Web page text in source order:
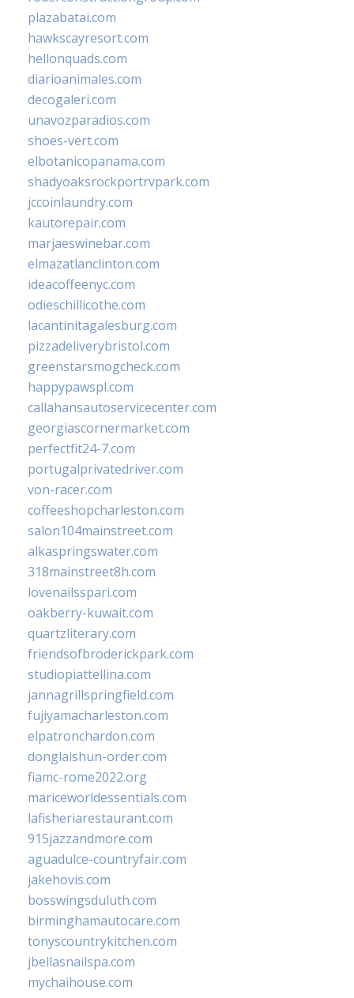
plazabatai.com
hawkscayresort.com
hellonquads.com
diarioanimales.com
decogaleri.com
unavozparadios.com
shoes-vert.com
elbotanicopanama.com
shadyoaksrockportrvpark.com
jccoinlaundry.com
kautorepair.com
marjaeswinebar.com
elmazatlanclinton.com
ideacoffeenyc.com
odieschillicothe.com
lacantinitagalesburg.com
pizzadeliverybristol.com
greenstarsmogcheck.com
happypawspl.com
callahansautoservicecenter.com
georgiascornermarket.com
perfectfit24-7.com
portugalprivatedriver.com
von-racer.com
coffeeshopcharleston.com
salon104mainstreet.com
alkaspringswater.com
318mainstreet8h.com
lovenailsspari.com
oakberry-kuwait.com
quartzliterary.com
friendsofbroderickpark.com
studiopiattellina.com
jannagrillspringfield.com
fujiyamacharleston.com
elpatronchardon.com
donglaishun-order.com
fiamc-rome2022.org
mariceworldessentials.com
lafisheriarestaurant.com
915jazzandmore.com
aguadulce-countryfair.com
jakehovis.com
bosswingsduluth.com
birminghamautocare.com
tonyscountrykitchen.com
jbellasnailspa.com
mychaihouse.com